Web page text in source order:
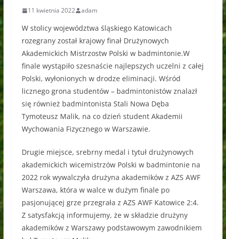
11 kwietnia 2022 adam
W stolicy województwa śląskiego Katowicach
rozegrany został krajowy finał Drużynowych
Akademickich Mistrzostw Polski w badmintonie.W
finale wystąpiło szesnaście najlepszych uczelni z całej
Polski, wyłonionych w drodze eliminacji. Wśród
licznego grona studentów – badmintonistów znalazł
się również badmintonista Stali Nowa Dęba
Tymoteusz Malik, na co dzień student Akademii
Wychowania Fizycznego w Warszawie.
Drugie miejsce, srebrny medal i tytuł drużynowych
akademickich wicemistrzów Polski w badmintonie na
2022 rok wywalczyła drużyna akademików z AZS AWF
Warszawa, która w walce w dużym finale po
pasjonującej grze przegrała z AZS AWF Katowice 2:4.
Z satysfakcją informujemy, że w składzie drużyny
akademików z Warszawy podstawowym zawodnikiem